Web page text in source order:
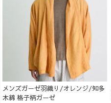
メンズガーゼ羽織り/オレンジ/知多
木綿 格子柄ガーゼ